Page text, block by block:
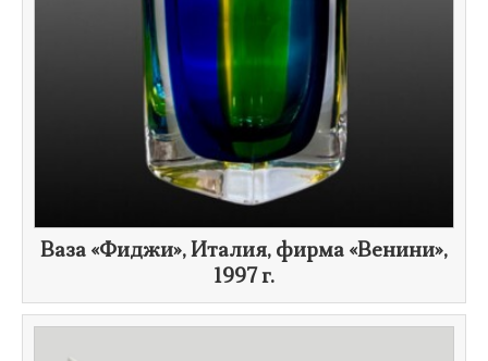
​Ваза «Фиджи», Италия, фирма «Венини»,
1997 г.